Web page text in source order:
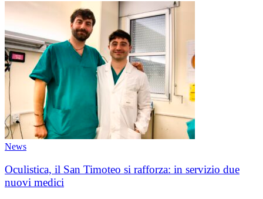
News
Oculistica, il San Timoteo si rafforza: in servizio due
nuovi medici